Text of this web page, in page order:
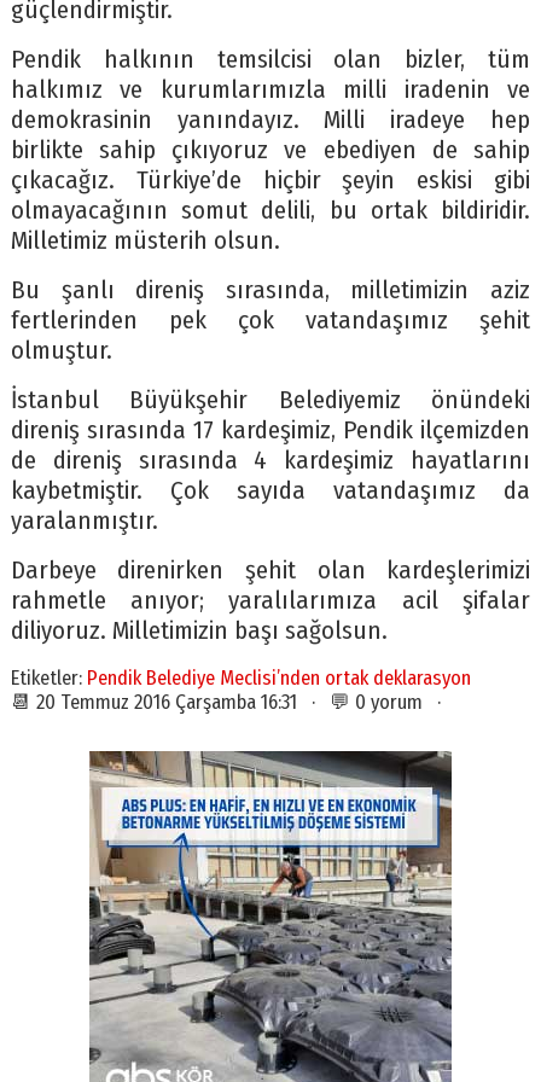
güçlendirmiştir.
Pendik halkının temsilcisi olan bizler, tüm
halkımız ve kurumlarımızla milli iradenin ve
demokrasinin yanındayız. Milli iradeye hep
birlikte sahip çıkıyoruz ve ebediyen de sahip
çıkacağız. Türkiye’de hiçbir şeyin eskisi gibi
olmayacağının somut delili, bu ortak bildiridir.
Milletimiz müsterih olsun.
Bu şanlı direniş sırasında, milletimizin aziz
fertlerinden pek çok vatandaşımız şehit
olmuştur.
İstanbul Büyükşehir Belediyemiz önündeki
direniş sırasında 17 kardeşimiz, Pendik ilçemizden
de direniş sırasında 4 kardeşimiz hayatlarını
kaybetmiştir. Çok sayıda vatandaşımız da
yaralanmıştır.
Darbeye direnirken şehit olan kardeşlerimizi
rahmetle anıyor; yaralılarımıza acil şifalar
diliyoruz. Milletimizin başı sağolsun.
Etiketler: Pendik Belediye Meclisi’nden ortak deklarasyon
📆 20 Temmuz 2016 Çarşamba 16:31 · 💬 0 yorum ·